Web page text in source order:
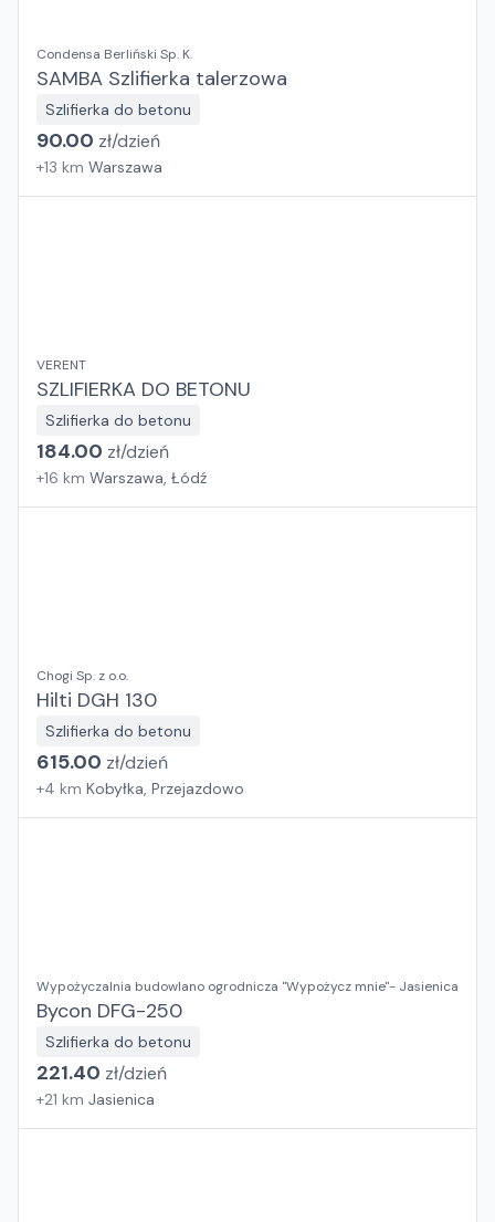
Condensa Berliński Sp. K.
SAMBA Szlifierka talerzowa
Szlifierka do betonu
90.00 zł/dzień
+13 km Warszawa
VERENT
SZLIFIERKA DO BETONU
Szlifierka do betonu
184.00 zł/dzień
+16 km Warszawa, Łódź
Chogi Sp. z o.o.
Hilti DGH 130
Szlifierka do betonu
615.00 zł/dzień
+4 km Kobyłka, Przejazdowo
Wypożyczalnia budowlano ogrodnicza "Wypożycz mnie"- Jasienica
Bycon DFG-250
Szlifierka do betonu
221.40 zł/dzień
+21 km Jasienica